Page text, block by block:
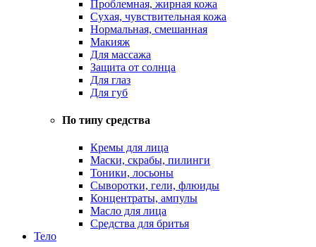
Проблемная, жирная кожа
Сухая, чувствительная кожа
Нормальная, смешанная
Макияж
Для массажа
Защита от солнца
Для глаз
Для губ
По типу средства
Кремы для лица
Маски, скрабы, пилинги
Тоники, лосьоны
Сыворотки, гели, флюиды
Концентраты, ампулы
Масло для лица
Средства для бритья
Тело